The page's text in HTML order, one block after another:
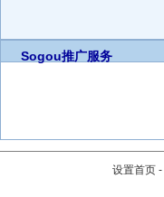
Sogou推广服务
设置首页 -